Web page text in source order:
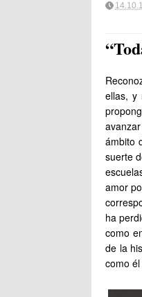
ellas, y
ámbito
suerte
amor
ha
como
de la
como